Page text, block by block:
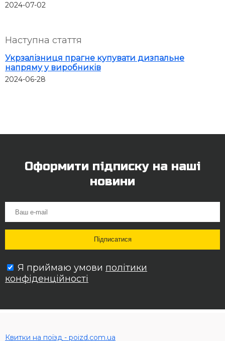
2024-07-02
Наступна стаття
Укрзалізниця прагне купувати дизпальне
напряму у виробників
2024-06-28
Оформити підписку на наші
новини
Я приймаю умови політики
конфіденційності
Квитки на поїзд - poizd.com.ua